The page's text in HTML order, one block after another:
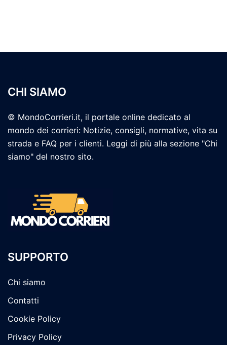
CHI SIAMO
© MondoCorrieri.it, il portale online dedicato al
mondo dei corrieri: Notizie, consigli, normative, vita su
strada e FAQ per i clienti. Leggi di più alla sezione "Chi
siamo" del nostro sito.
SUPPORTO
Chi siamo
Contatti
Cookie Policy
Privacy Policy